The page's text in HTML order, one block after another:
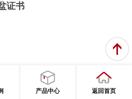
证书
产品中心 返回首页